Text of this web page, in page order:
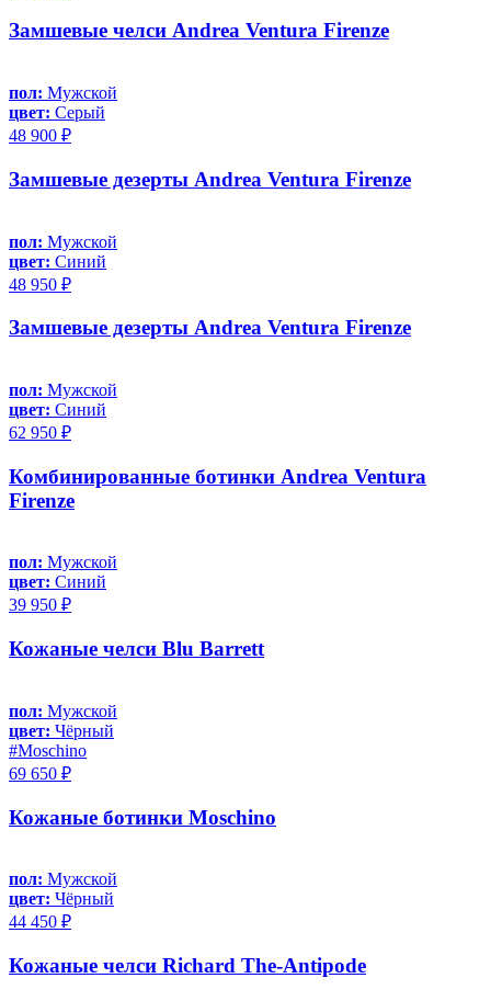
Замшевые челси Andrea Ventura Firenze
пол: Мужской
цвет: Серый
48 900 ₽
Замшевые дезерты Andrea Ventura Firenze
пол: Мужской
цвет: Синий
48 950 ₽
Замшевые дезерты Andrea Ventura Firenze
пол: Мужской
цвет: Синий
62 950 ₽
Комбинированные ботинки Andrea Ventura
Firenze
пол: Мужской
цвет: Синий
39 950 ₽
Кожаные челси Blu Barrett
пол: Мужской
цвет: Чёрный
#Moschino
69 650 ₽
Кожаные ботинки Moschino
пол: Мужской
цвет: Чёрный
44 450 ₽
Кожаные челси Richard The-Antipode